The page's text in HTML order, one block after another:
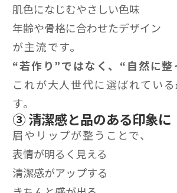
肌色になじむやさしい色味
年齢や骨格に合わせたデザイン
が主流です。
“若作り”ではなく、“自然に整
これが大人世代に選ばれてい
す。
③ 清潔感と品のある印象に
眉やリップが整うことで、
表情が明るく見える
清潔感がアップする